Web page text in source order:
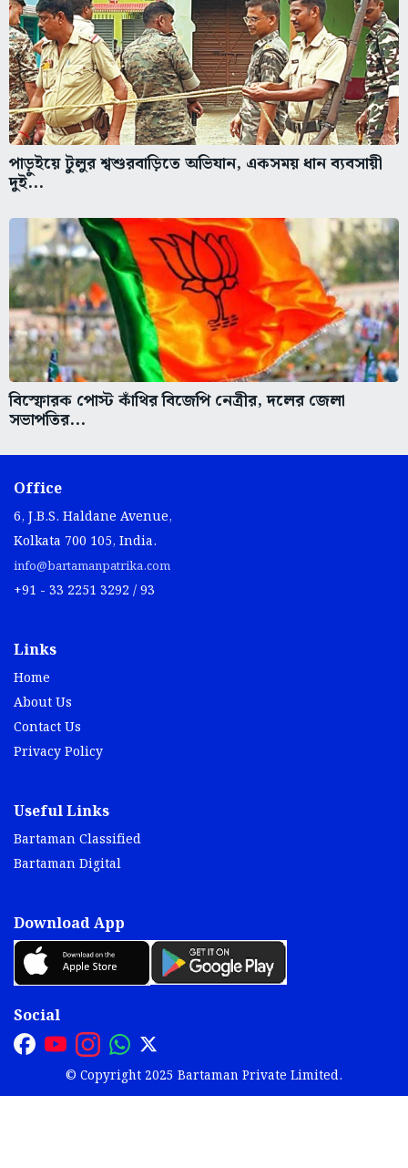
পাড়ুইয়ে টুলুর শ্বশুরবাড়িতে অভিযান, একসময় ধান ব্যবসায়ী
দুই...
বিস্ফোরক পোস্ট কাঁথির বিজেপি নেত্রীর, দলের জেলা
সভাপতির...
Office
6, J.B.S. Haldane Avenue,
Kolkata 700 105, India.
info@bartamanpatrika.com
+91 - 33 2251 3292 / 93
Links
Home
About Us
Contact Us
Privacy Policy
Useful Links
Bartaman Classified
Bartaman Digital
Download App
Social
© Copyright 2025 Bartaman Private Limited.